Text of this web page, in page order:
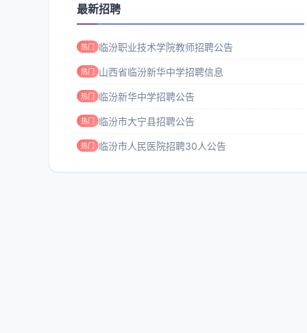
最新招聘
热门 临汾职业技术学院教师招聘公告
热门 山西省临汾新华中学招聘信息
热门 临汾新华中学招聘公告
热门 临汾市大宁县招聘公告
热门 临汾市人民医院招聘30人公告